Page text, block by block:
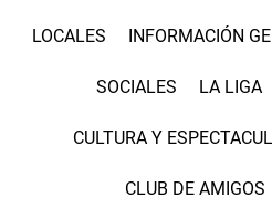
LOCALES INFORMACIÓN
SOCIALES LA LIGA
CULTURA Y
CLUB DE AMIGOS